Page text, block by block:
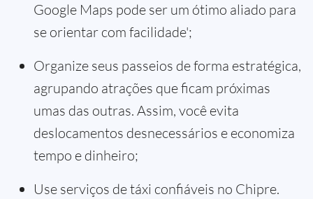
Google Maps pode ser um ótimo aliado para
se orientar com facilidade';
Organize seus passeios de forma estratégica,
agrupando atrações que ficam próximas
umas das outras. Assim, você evita
deslocamentos desnecessários e economiza
tempo e dinheiro;
Use serviços de táxi confiáveis no Chipre.